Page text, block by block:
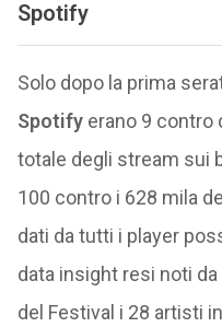
Spotify
Solo dopo la prima
Spotifyerano 9 contro
totale degli stream sui
100 contro i 628 mila
dati da tutti i player
data insight resi noti
del Festival i 28 artisti